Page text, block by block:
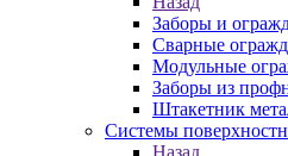
Заборы и
Сварные
Модульные
Заборы из
Штакетник
Системы
Назад